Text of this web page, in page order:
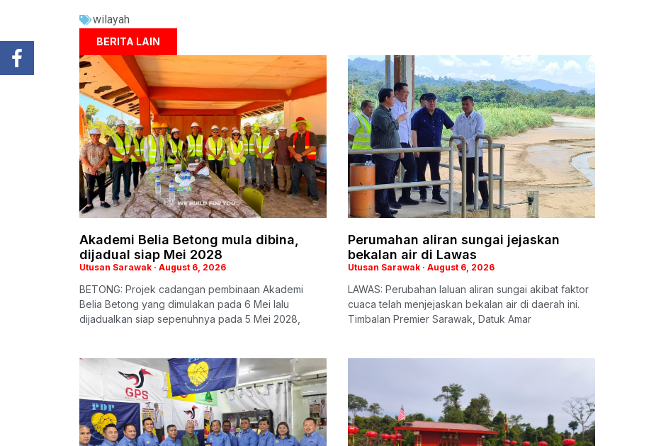
wilayah
BERITA LAIN
Akademi Belia Betong mula dibina,
dijadual siap Mei 2028
Utusan Sarawak August 6, 2026
BETONG: Projek cadangan pembinaan Akademi
Belia Betong yang dimulakan pada 6 Mei lalu
dijadualkan siap sepenuhnya pada 5 Mei 2028,
Perumahan aliran sungai jejaskan
bekalan air di Lawas
Utusan Sarawak August 6, 2026
LAWAS: Perubahan laluan aliran sungai akibat faktor
cuaca telah menjejaskan bekalan air di daerah ini.
Timbalan Premier Sarawak, Datuk Amar